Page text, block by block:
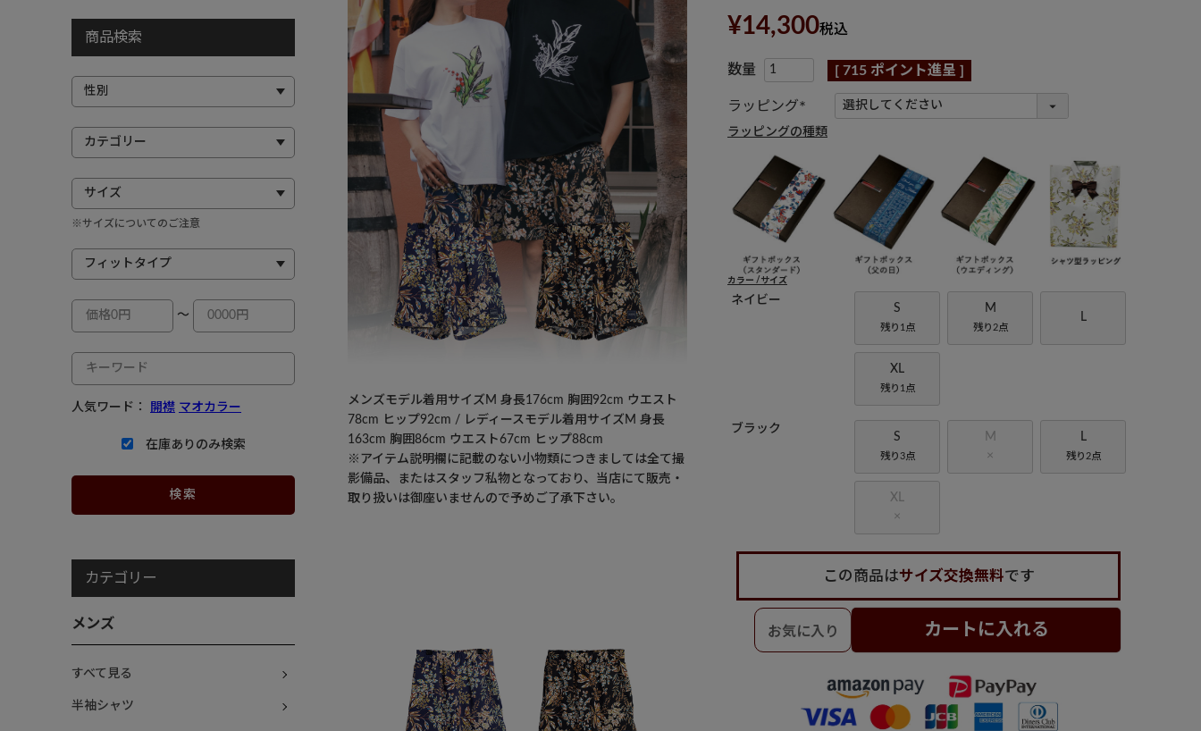
商品検索
※サイズについてのご注意
～
人気ワード： 開襟 マオカラー
在庫ありのみ検索
カテゴリー
メンズ
すべて見る
半袖シャツ
メンズモデル着用サイズM 身長176cm 胸囲92cm ウエスト
78cm ヒップ92cm / レディースモデル着用サイズM 身長
163cm 胸囲86cm ウエスト67cm ヒップ88cm
※アイテム説明欄に記載のない小物類につきましては全て撮
影備品、またはスタッフ私物となっており、当店にて販売・
取り扱いは御座いませんので予めご了承下さい。
¥14,300税込
[ 715 ポイント進呈 ]
ラッピング
(
須
)
ラッピングの種類
カラー サイズ
ネイビー
S
残り1点
M
残り2点
L
XL
残り1点
ブラック
S
残り3点
M
×
L
残り2点
XL
×
この商品はサイズ交換無料です
カートに入れる